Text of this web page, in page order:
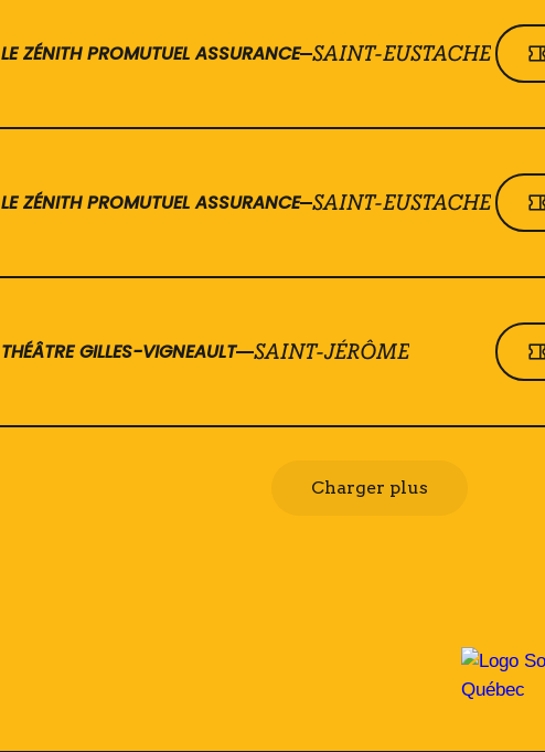
LE ZÉNITH PROMUTUEL ASSURANCE SAINT-EUSTACHE
LE ZÉNITH PROMUTUEL ASSURANCE SAINT-EUSTACHE
THÉÂTRE GILLES-VIGNEAULT SAINT-JÉRÔME
Charger plus